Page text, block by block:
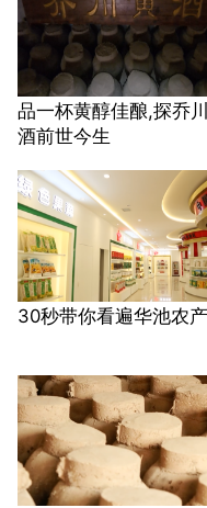
品一杯黄醇佳酿,探乔
酒前世今生
30秒带你看遍华池农